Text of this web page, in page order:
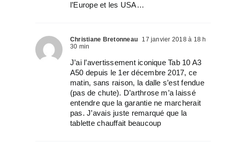
l’Europe et les USA…
Christiane Bretonneau
17 janvier 2018 à 18 h
30 min
J’ai l’avertissement iconique Tab 10 A3
A50 depuis le 1er décembre 2017, ce
matin, sans raison, la dalle s’est fendue
(pas de chute). D’arthrose m’a laissé
entendre que la garantie ne marcherait
pas. J’avais juste remarqué que la
tablette chauffait beaucoup